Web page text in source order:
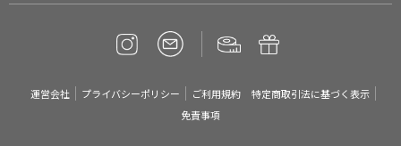
運営会社 プライバシーポリシー ご利用規約
特定商取引法に基づく表示
免責事項